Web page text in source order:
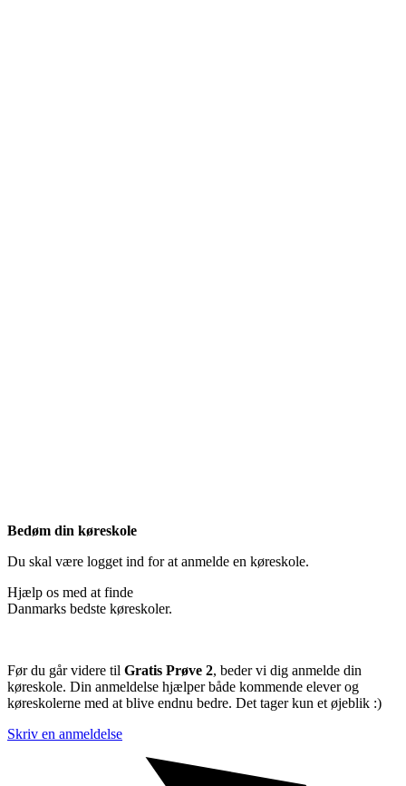
Bedøm din køreskole
Du skal være logget ind for at anmelde en køreskole.
Hjælp os med at finde
Danmarks bedste køreskoler.
Før du går videre til Gratis Prøve 2, beder vi dig anmelde din
køreskole. Din anmeldelse hjælper både kommende elever og
køreskolerne med at blive endnu bedre. Det tager kun et øjeblik :)
Skriv en anmeldelse